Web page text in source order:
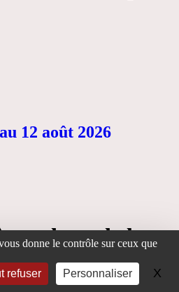
12 août 2026
phase de la
d’ Eté Nord /
donne le contrôle sur ceux que
refuser Personnaliser X